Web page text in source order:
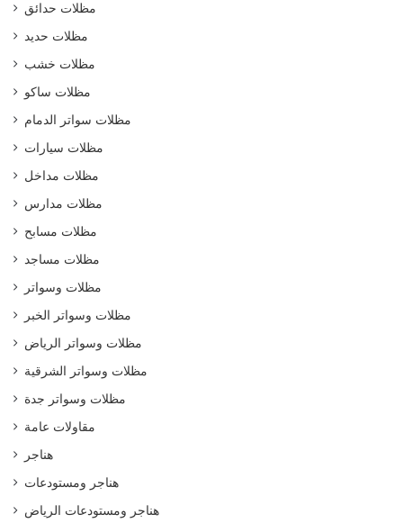
مظلات حدائق
مظلات حديد
مظلات خشب
مظلات ساكو
مظلات سواتر الدمام
مظلات سيارات
مظلات مداخل
مظلات مدارس
مظلات مسابح
مظلات مساجد
مظلات وسواتر
مظلات وسواتر الخبر
مظلات وسواتر الرياض
مظلات وسواتر الشرقية
مظلات وسواتر جدة
مقاولات عامة
هناجر
هناجر ومستودعات
هناجر ومستودعات الرياض